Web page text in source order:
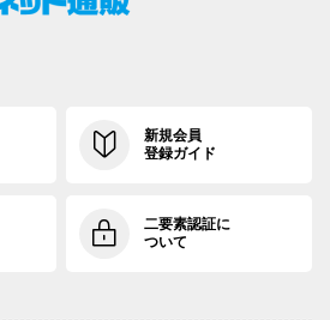
新規会員
登録ガイド
二要素認証に
ついて